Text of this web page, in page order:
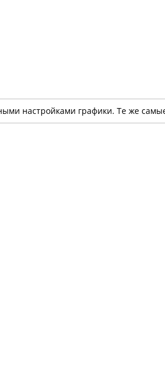
настройками графики. Те же